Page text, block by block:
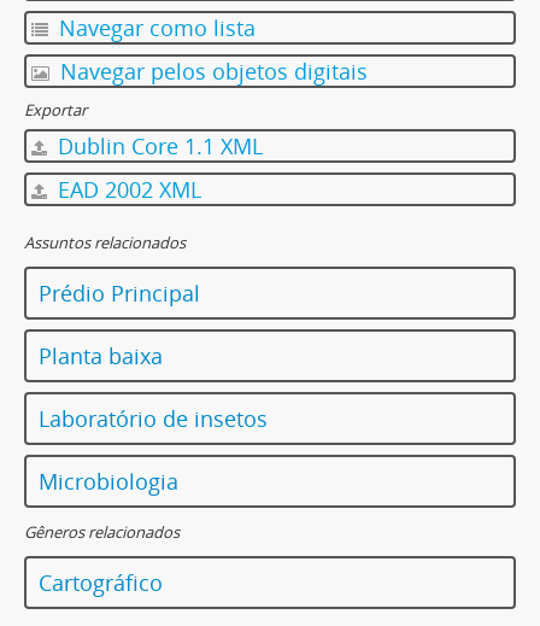
Navegar como lista
Navegar pelos objetos digitais
Exportar
Dublin Core 1.1 XML
EAD 2002 XML
Assuntos relacionados
Prédio Principal
Planta baixa
Laboratório de insetos
Microbiologia
Gêneros relacionados
Cartográfico